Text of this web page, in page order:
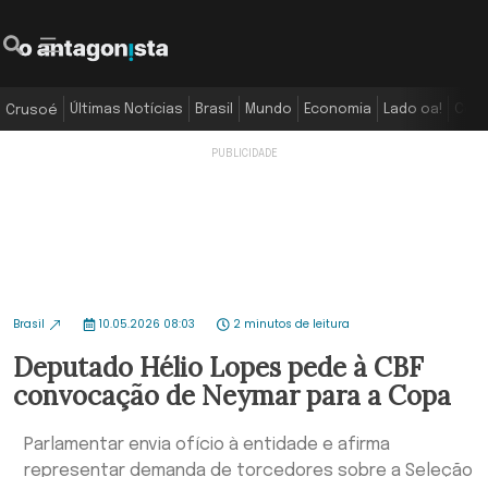
Crusoé Últimas Notícias Brasil Mundo Economia Lado oa!
Brasil 10.05.2026 08:03 2 minutos de leitura
Deputado Hélio Lopes pede à CBF
convocação de Neymar para a Copa
Parlamentar envia ofício à entidade e afirma
representar demanda de torcedores sobre a Seleção